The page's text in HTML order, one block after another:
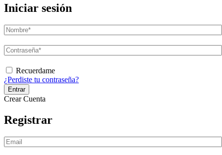
Iniciar sesión
Recuerdame
¿Perdiste tu contraseña?
Crear Cuenta
Registrar